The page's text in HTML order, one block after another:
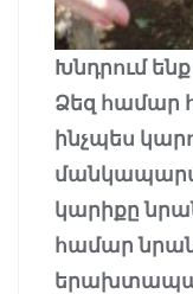
Խնդրում
Ձեզ համար
ինչպես
կարիքը
համար